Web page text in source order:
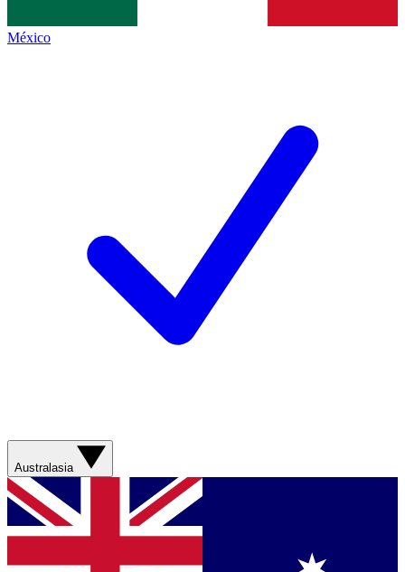
México
Australasia